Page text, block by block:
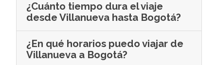
¿Cuánto tiempo dura el viaje
desde Villanueva hasta Bogotá?
¿En qué horarios puedo viajar de
Villanueva a Bogotá?